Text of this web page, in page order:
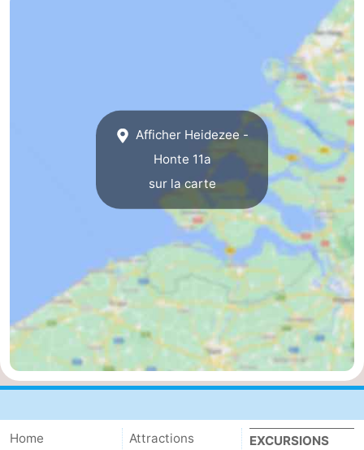
Zoutelande
Nature
Walcherse
bos
-
Dishoek
Middelburg
Zeeuws-
Vlaanderen
-
Afficher Heidezee -
Honte 11a
sur la carte
Home
Attractions
EXCURSIONS